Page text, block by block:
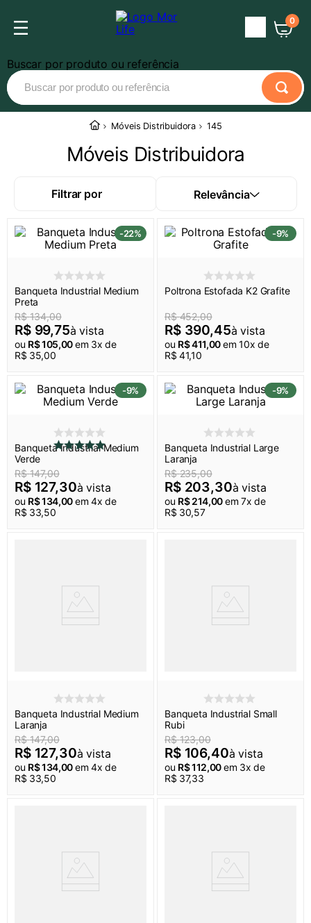
Atendimento
0
Buscar por produto ou referência
Móveis Distribuidora 145
Móveis Distribuidora
Filtrar por Relevância
-22%
Banqueta Industrial Medium
Preta
R$ 134,00
R$ 99,75à vista
ou R$105,00em 3x de
R$ 35,00
-9%
Poltrona Estofada K2 Grafite
R$ 452,00
R$ 390,45à vista
ou R$411,00em10x de
R$ 41,10
-9%
Banqueta Industrial Medium
Verde
R$ 147,00
R$ 127,30à vista
ou R$134,00em4x de
R$ 33,50
-9%
Banqueta Industrial Large
Laranja
R$ 235,00
R$ 203,30à vista
ou R$ 214,00em7x de
R$ 30,57
Banqueta Industrial Medium
Laranja
R$ 147,00
R$ 127,30à vista
ou R$134,00em4x de
R$ 33,50
Banqueta Industrial Small
Rubi
R$ 123,00
R$ 106,40à vista
ou R$112,00em 3x de
R$ 37,33
Termos mais buscados
banqueta industrial
barraca luna
poltrona estofada
colchonete
7º
8 colchão inflável
9º lanterna